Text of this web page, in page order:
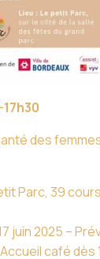
des
Parc, 39
juin 2025 –
café dès